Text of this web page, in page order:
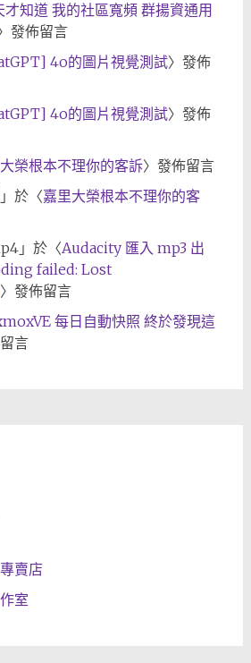
才知道 我的社區寬頻 群揚資通用
發佈留言
4o的圖片視覺測試〉發佈
4o的圖片視覺測試〉發佈
榮根本不理你的客訴〉發佈留言
」於〈嘉里大榮根本不理你的客
」於〈Audacity 匯入 mp3 出
failed: Lost
〉發佈留言
每日自動快照 終於發現這
言
賣店
室